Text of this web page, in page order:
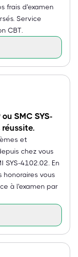
frais d'examen
Service
CBT.
SMC SYS-
et
chez vous
SYS-4102.02. En
honoraires vous
à l'examen par